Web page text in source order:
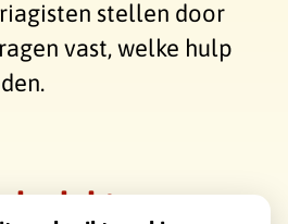
stellen door
vast, welke hulp
dokter